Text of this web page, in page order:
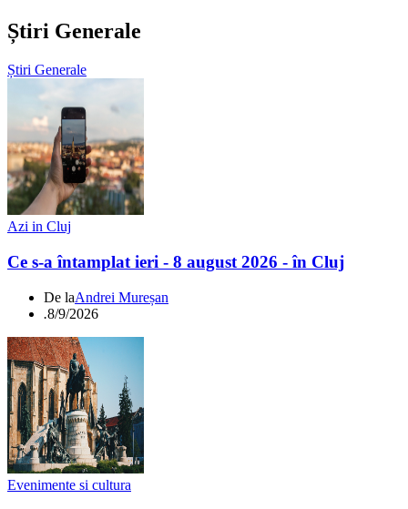
Știri Generale
Știri Generale
Azi in Cluj
Ce s-a întamplat ieri - 8 august 2026 - în Cluj
De laAndrei Mureșan
.8/9/2026
Evenimente si cultura